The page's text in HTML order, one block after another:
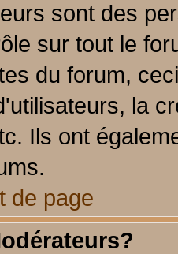
sont des
sur tout le
du forum,
la
Ils ont
de page